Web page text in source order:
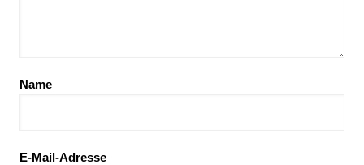
Name
E-Mail-Adresse